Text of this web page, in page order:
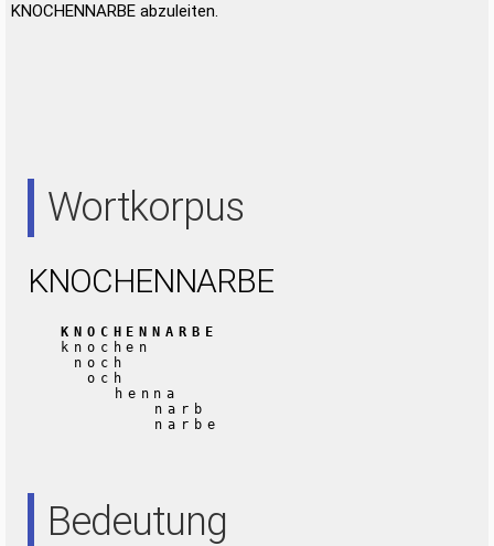
KNOCHENNARBE abzuleiten.
Wortkorpus
KNOCHENNARBE
KNOCHENNARBE
knochen
noch
och
henna
narb
narbe
Bedeutung